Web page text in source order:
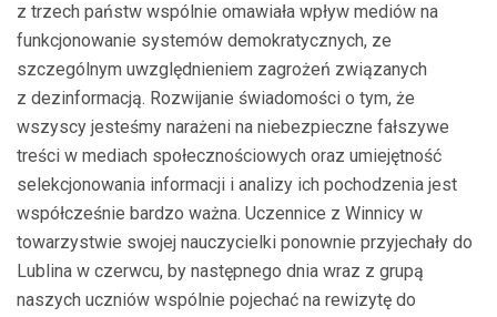
z trzech państw wspólnie omawiała wpływ mediów na
funkcjonowanie systemów demokratycznych, ze
szczególnym uwzględnieniem zagrożeń związanych
z dezinformacją. Rozwijanie świadomości o tym, że
wszyscy jesteśmy narażeni na niebezpieczne fałszywe
treści w mediach społecznościowych oraz umiejętność
selekcjonowania informacji i analizy ich pochodzenia jest
współcześnie bardzo ważna. Uczennice z Winnicy w
towarzystwie swojej nauczycielki ponownie przyjechały do
Lublina w czerwcu, by następnego dnia wraz z grupą
naszych uczniów wspólnie pojechać na rewizytę do